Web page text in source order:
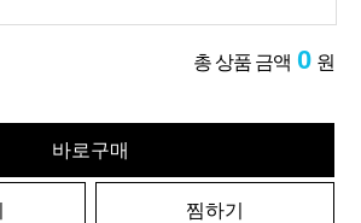
총 상품 금액 0 원
바로구매
찜하기